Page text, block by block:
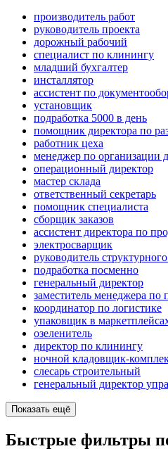
производитель работ
руководитель проекта
дорожный рабочий
специалист по клинингу
младший бухгалтер
инсталлятор
ассистент по
установщик
подработка 5000 в день
помощник директора по
работник цеха
менеджер по организации
операционный директор
мастер склада
ответственный секретарь
помощник специалиста
сборщик заказов
ассистент директора по
электросварщик
руководитель
подработка посменно
генеральный директор
заместитель менеджера по
координатор по логистике
упаковщик в
озеленитель
директор по клинингу
ночной кладовщик-
слесарь строительный
генеральный директор
Показать ещё
Быстрые фильтры